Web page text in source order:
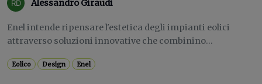
Alessandro Giraudi
Enel intende ripensare l'estetica degli impianti eolici
attraverso soluzioni innovative che combinino...
Eolico Design Enel